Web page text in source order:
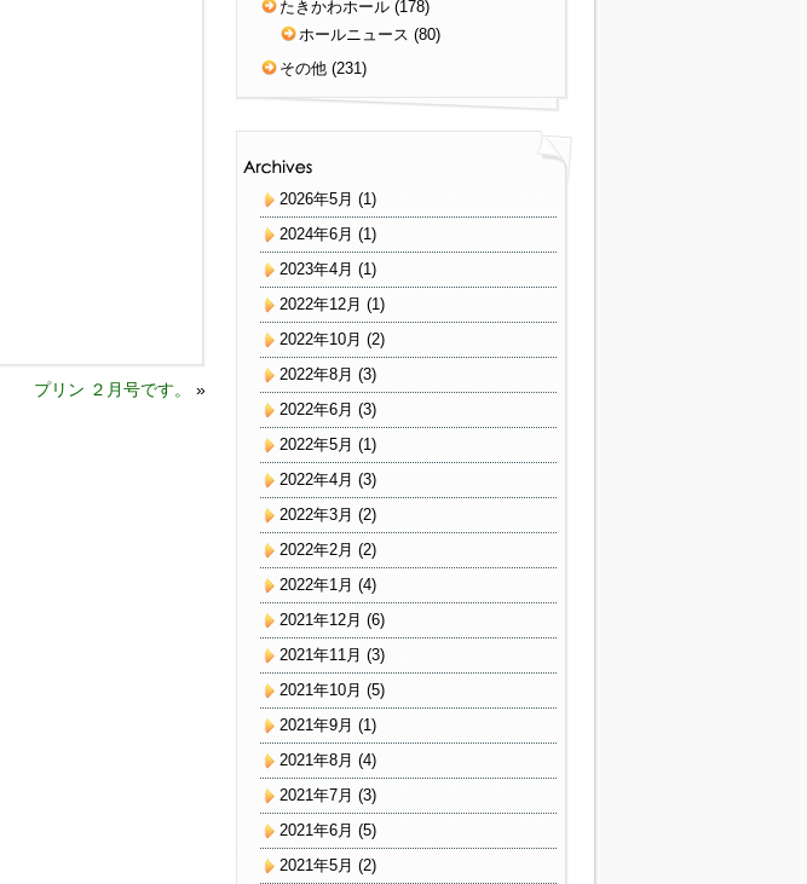
プリン ２月号です。 »
たきかわホール (178)
ホールニュース (80)
その他 (231)
2026年5月 (1)
2024年6月 (1)
2023年4月 (1)
2022年12月 (1)
2022年10月 (2)
2022年8月 (3)
2022年6月 (3)
2022年5月 (1)
2022年4月 (3)
2022年3月 (2)
2022年2月 (2)
2022年1月 (4)
2021年12月 (6)
2021年11月 (3)
2021年10月 (5)
2021年9月 (1)
2021年8月 (4)
2021年7月 (3)
2021年6月 (5)
2021年5月 (2)